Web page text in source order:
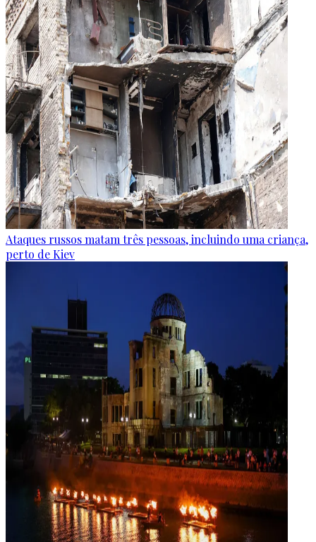
Ataques russos matam três pessoas, incluindo uma criança,
perto de Kiev